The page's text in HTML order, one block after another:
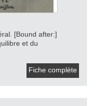
[Bound after:]
et du
Fiche complète